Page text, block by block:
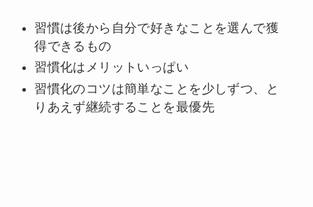
習慣は後から自分で好きなことを選んで獲
得できるもの
習慣化はメリットいっぱい
習慣化のコツは簡単なことを少しずつ、と
りあえず継続することを最優先